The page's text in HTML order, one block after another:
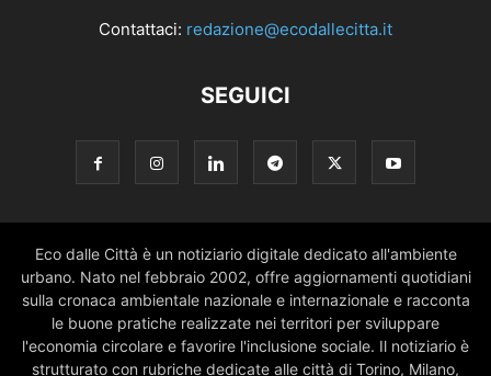
Contattaci: redazione@ecodallecitta.it
SEGUICI
Eco dalle Città è un notiziario digitale dedicato all'ambiente
urbano. Nato nel febbraio 2002, offre aggiornamenti quotidiani
sulla cronaca ambientale nazionale e internazionale e racconta
le buone pratiche realizzate nei territori per sviluppare
l'economia circolare e favorire l'inclusione sociale. Il notiziario è
strutturato con rubriche dedicate alle città di Torino, Milano,